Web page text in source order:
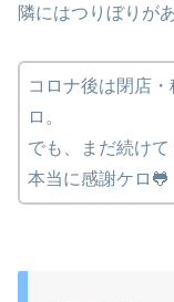
隣にはつりぼりが
コロナ後は閉店
ロ。
でも、まだ続けて
本当に感謝ケロ🐸